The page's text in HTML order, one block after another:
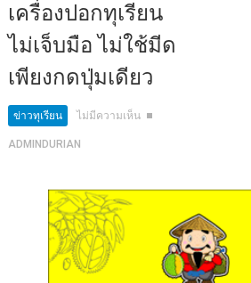
เครื่องปอกทุเรียน
ไม่เจ็บมือ ไม่ใช้มีด
เพียงกดปุ่มเดียว
ข่าวทุเรียน ไม่มีความเห็น
ADMINDURIAN